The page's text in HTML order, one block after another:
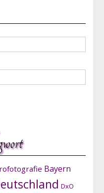
Bayern
DxO